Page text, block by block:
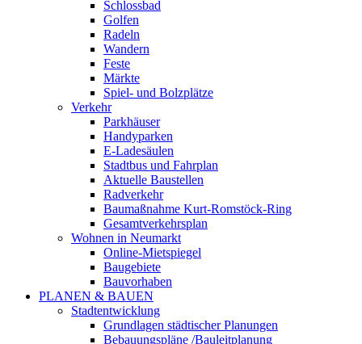
Schlossbad
Golfen
Radeln
Wandern
Feste
Märkte
Spiel- und Bolzplätze
Verkehr
Parkhäuser
Handyparken
E-Ladesäulen
Stadtbus und Fahrplan
Aktuelle Baustellen
Radverkehr
Baumaßnahme Kurt-Romstöck-Ring
Gesamtverkehrsplan
Wohnen in Neumarkt
Online-Mietspiegel
Baugebiete
Bauvorhaben
PLANEN & BAUEN
Stadtentwicklung
Grundlagen städtischer Planungen
Bebauungspläne /Bauleitplanung